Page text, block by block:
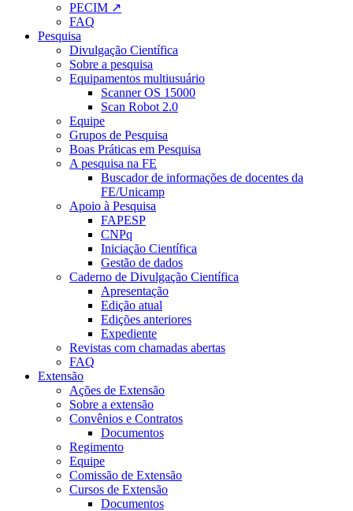
PECIM ↗
FAQ
Pesquisa
Divulgação Científica
Sobre a pesquisa
Equipamentos multiusuário
Scanner OS 15000
Scan Robot 2.0
Equipe
Grupos de Pesquisa
Boas Práticas em Pesquisa
A pesquisa na FE
Buscador de informações de docentes da
FE/Unicamp
Apoio à Pesquisa
FAPESP
CNPq
Iniciação Científica
Gestão de dados
Caderno de Divulgação Científica
Apresentação
Edição atual
Edições anteriores
Expediente
Revistas com chamadas abertas
FAQ
Extensão
Ações de Extensão
Sobre a extensão
Convênios e Contratos
Documentos
Regimento
Equipe
Comissão de Extensão
Cursos de Extensão
Documentos